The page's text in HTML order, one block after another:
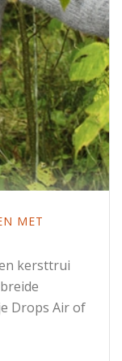
MET
kersttrui
Drops Air of